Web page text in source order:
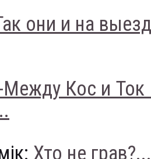
они и на
Между Кос и
Хто не грав?...